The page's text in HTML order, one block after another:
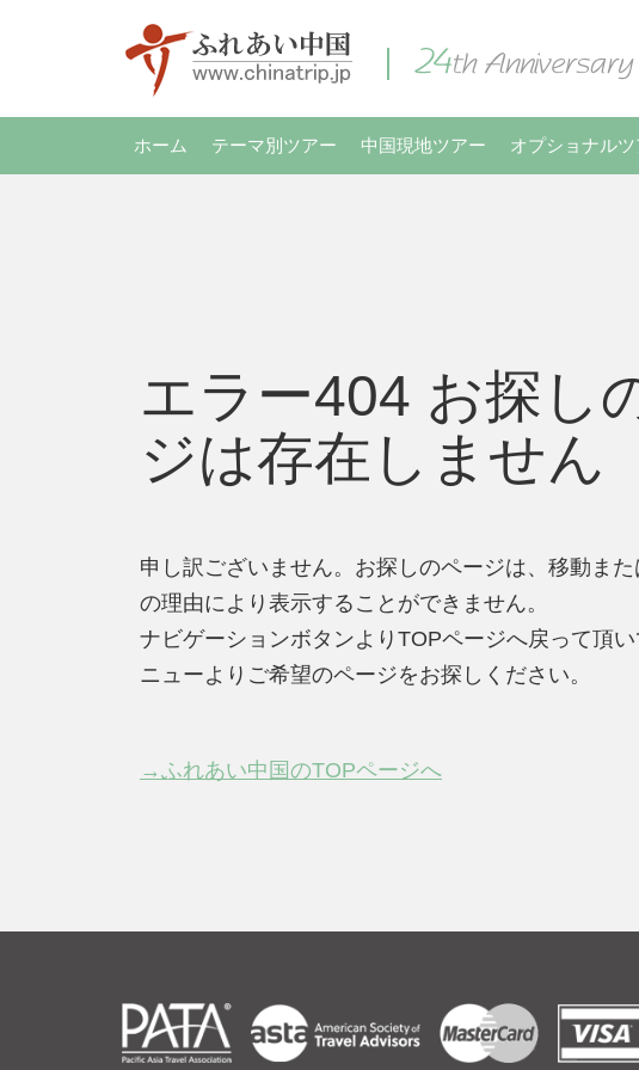
ホーム テーマ別ツアー 中国現地ツアー オプショナルツ
エラー404 お探し
ジは存在しません
申し訳ございません。お探しのページは、移動ま
の理由により表示することができません。
ナビゲーションボタンよりTOPページへ戻って頂
ニューよりご希望のページをお探しください。
→ふれあい中国のTOPページへ